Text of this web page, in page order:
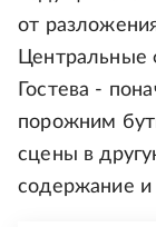
от
Центральные
Гостева -
порожним
сцены в
содержание и